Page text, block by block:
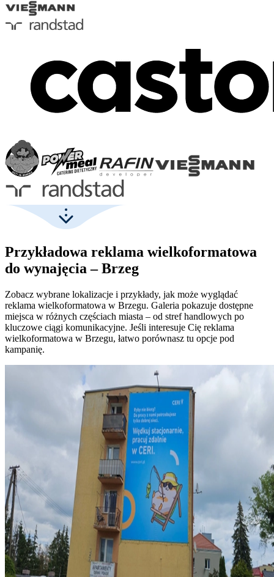
Przykładowa reklama wielkoformatowa
do wynajęcia – Brzeg
Zobacz wybrane lokalizacje i przykłady, jak może wyglądać
reklama wielkoformatowa w Brzegu. Galeria pokazuje dostępne
miejsca w różnych częściach miasta – od stref handlowych po
kluczowe ciągi komunikacyjne. Jeśli interesuje Cię reklama
wielkoformatowa w Brzegu, łatwo porównasz tu opcje pod
kampanię.